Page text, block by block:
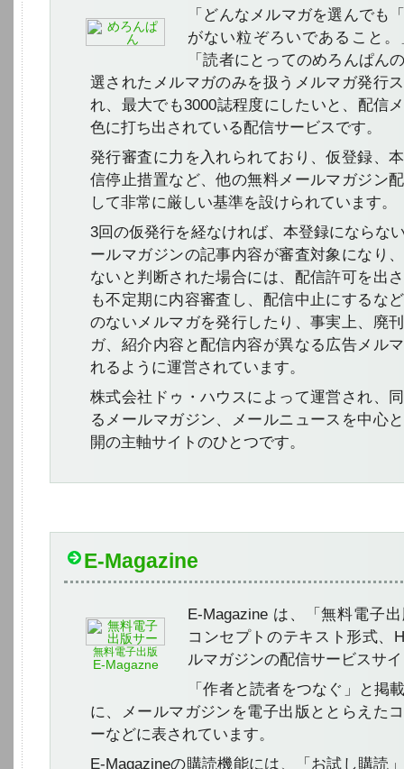
「どんなメルマガを選んでも
がない粒ぞろいであること
「読者にとってのめろんぱん
選されたメルマガのみを扱うメルマガ発行
れ、最大でも3000誌程度にしたいと、配信
色に打ち出されている配信サービスです。
発行審査に力を入れられており、仮登録、
信停止措置など、他の無料メールマガジン
して非常に厳しい基準を設けられています。
3回の仮発行を経なければ、本登録にならな
ールマガジンの記事内容が審査対象になり
ないと判断された場合には、配信許可を出
も不定期に内容審査し、配信中止にするな
のないメルマガを発行したり、事実上、廃
ガ、紹介内容と配信内容が異なる広告メル
れるように運営されています。
株式会社ドゥ・ハウスによって運営され、
るメールマガジン、メールニュースを中心
開の主軸サイトのひとつです。
E-Magazine
無料電子出版
E-Magazne
E-Magazine は、「無料電子
コンセプトのテキスト形式、
ルマガジンの配信サービスサ
「作者と読者をつなぐ」と掲
に、メールマガジンを電子出版ととらえた
ーなどに表されています。
E-Magazineの購読機能には、「お試し購読